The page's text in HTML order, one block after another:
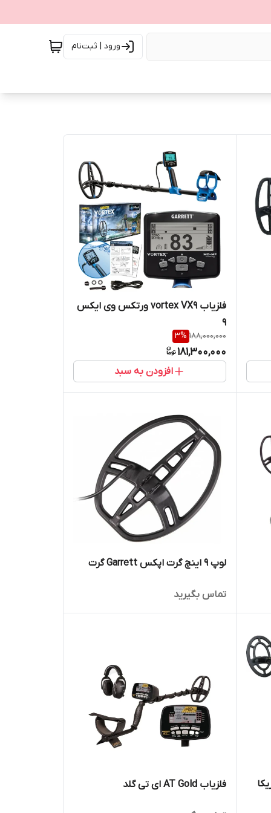
ورود | ثبت‌نام
فلزیاب vortex VX9 ورتکس وی ایکس
9
188,000,000
3%
181,300,000
افزودن به سبد
لوپ 9 اینچ گرت اپکس Garrett گرت
تماس بگیرید
فلزیاب AT Gold ای تی گلد